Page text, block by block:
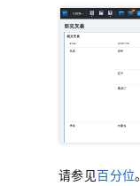
请参见百分位。